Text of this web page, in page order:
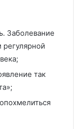
Заболевание
регулярной
так